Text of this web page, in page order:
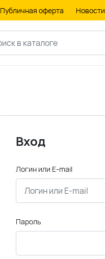
Публичная оферта Новости
Вход
Логин или E-mail
Пароль